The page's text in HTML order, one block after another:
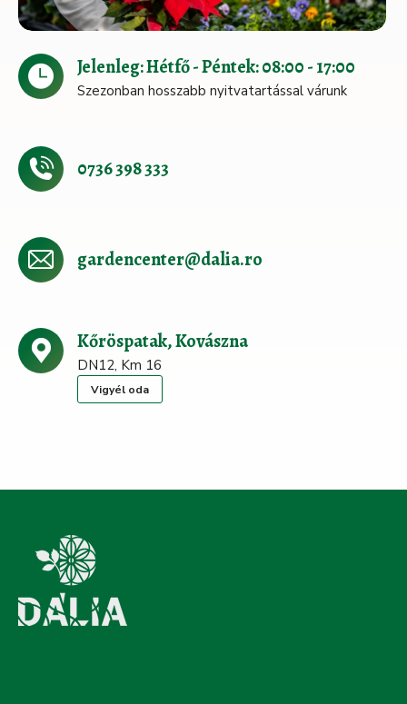
Jelenleg: Hétfő - Péntek: 08:00 - 17:00
Szezonban hosszabb nyitvatartással várunk
0736 398 333
gardencenter@dalia.ro
Kőröspatak, Kovászna
DN12, Km 16
Vigyél oda